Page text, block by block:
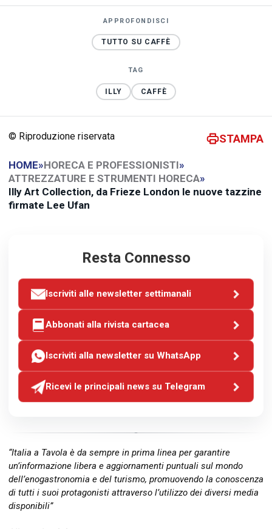
APPROFONDISCI
TUTTO SU CAFFÈ
TAG
ILLY CAFFÈ
© Riproduzione riservata STAMPA
HOME»HORECA E PROFESSIONISTI»
ATTREZZATURE E STRUMENTI HORECA»
Illy Art Collection, da Frieze London le nuove tazzine
firmate Lee Ufan
Resta Connesso
Iscriviti alle newsletter settimanali
Abbonati alla rivista cartacea
Iscriviti alla newsletter su WhatsApp
Ricevi le principali news su Telegram
“Italia a Tavola è da sempre in prima linea per garantire
un’informazione libera e aggiornamenti puntuali sul mondo
dell’enogastronomia e del turismo, promuovendo la conoscenza
di tutti i suoi protagonisti attraverso l’utilizzo dei diversi media
disponibili”